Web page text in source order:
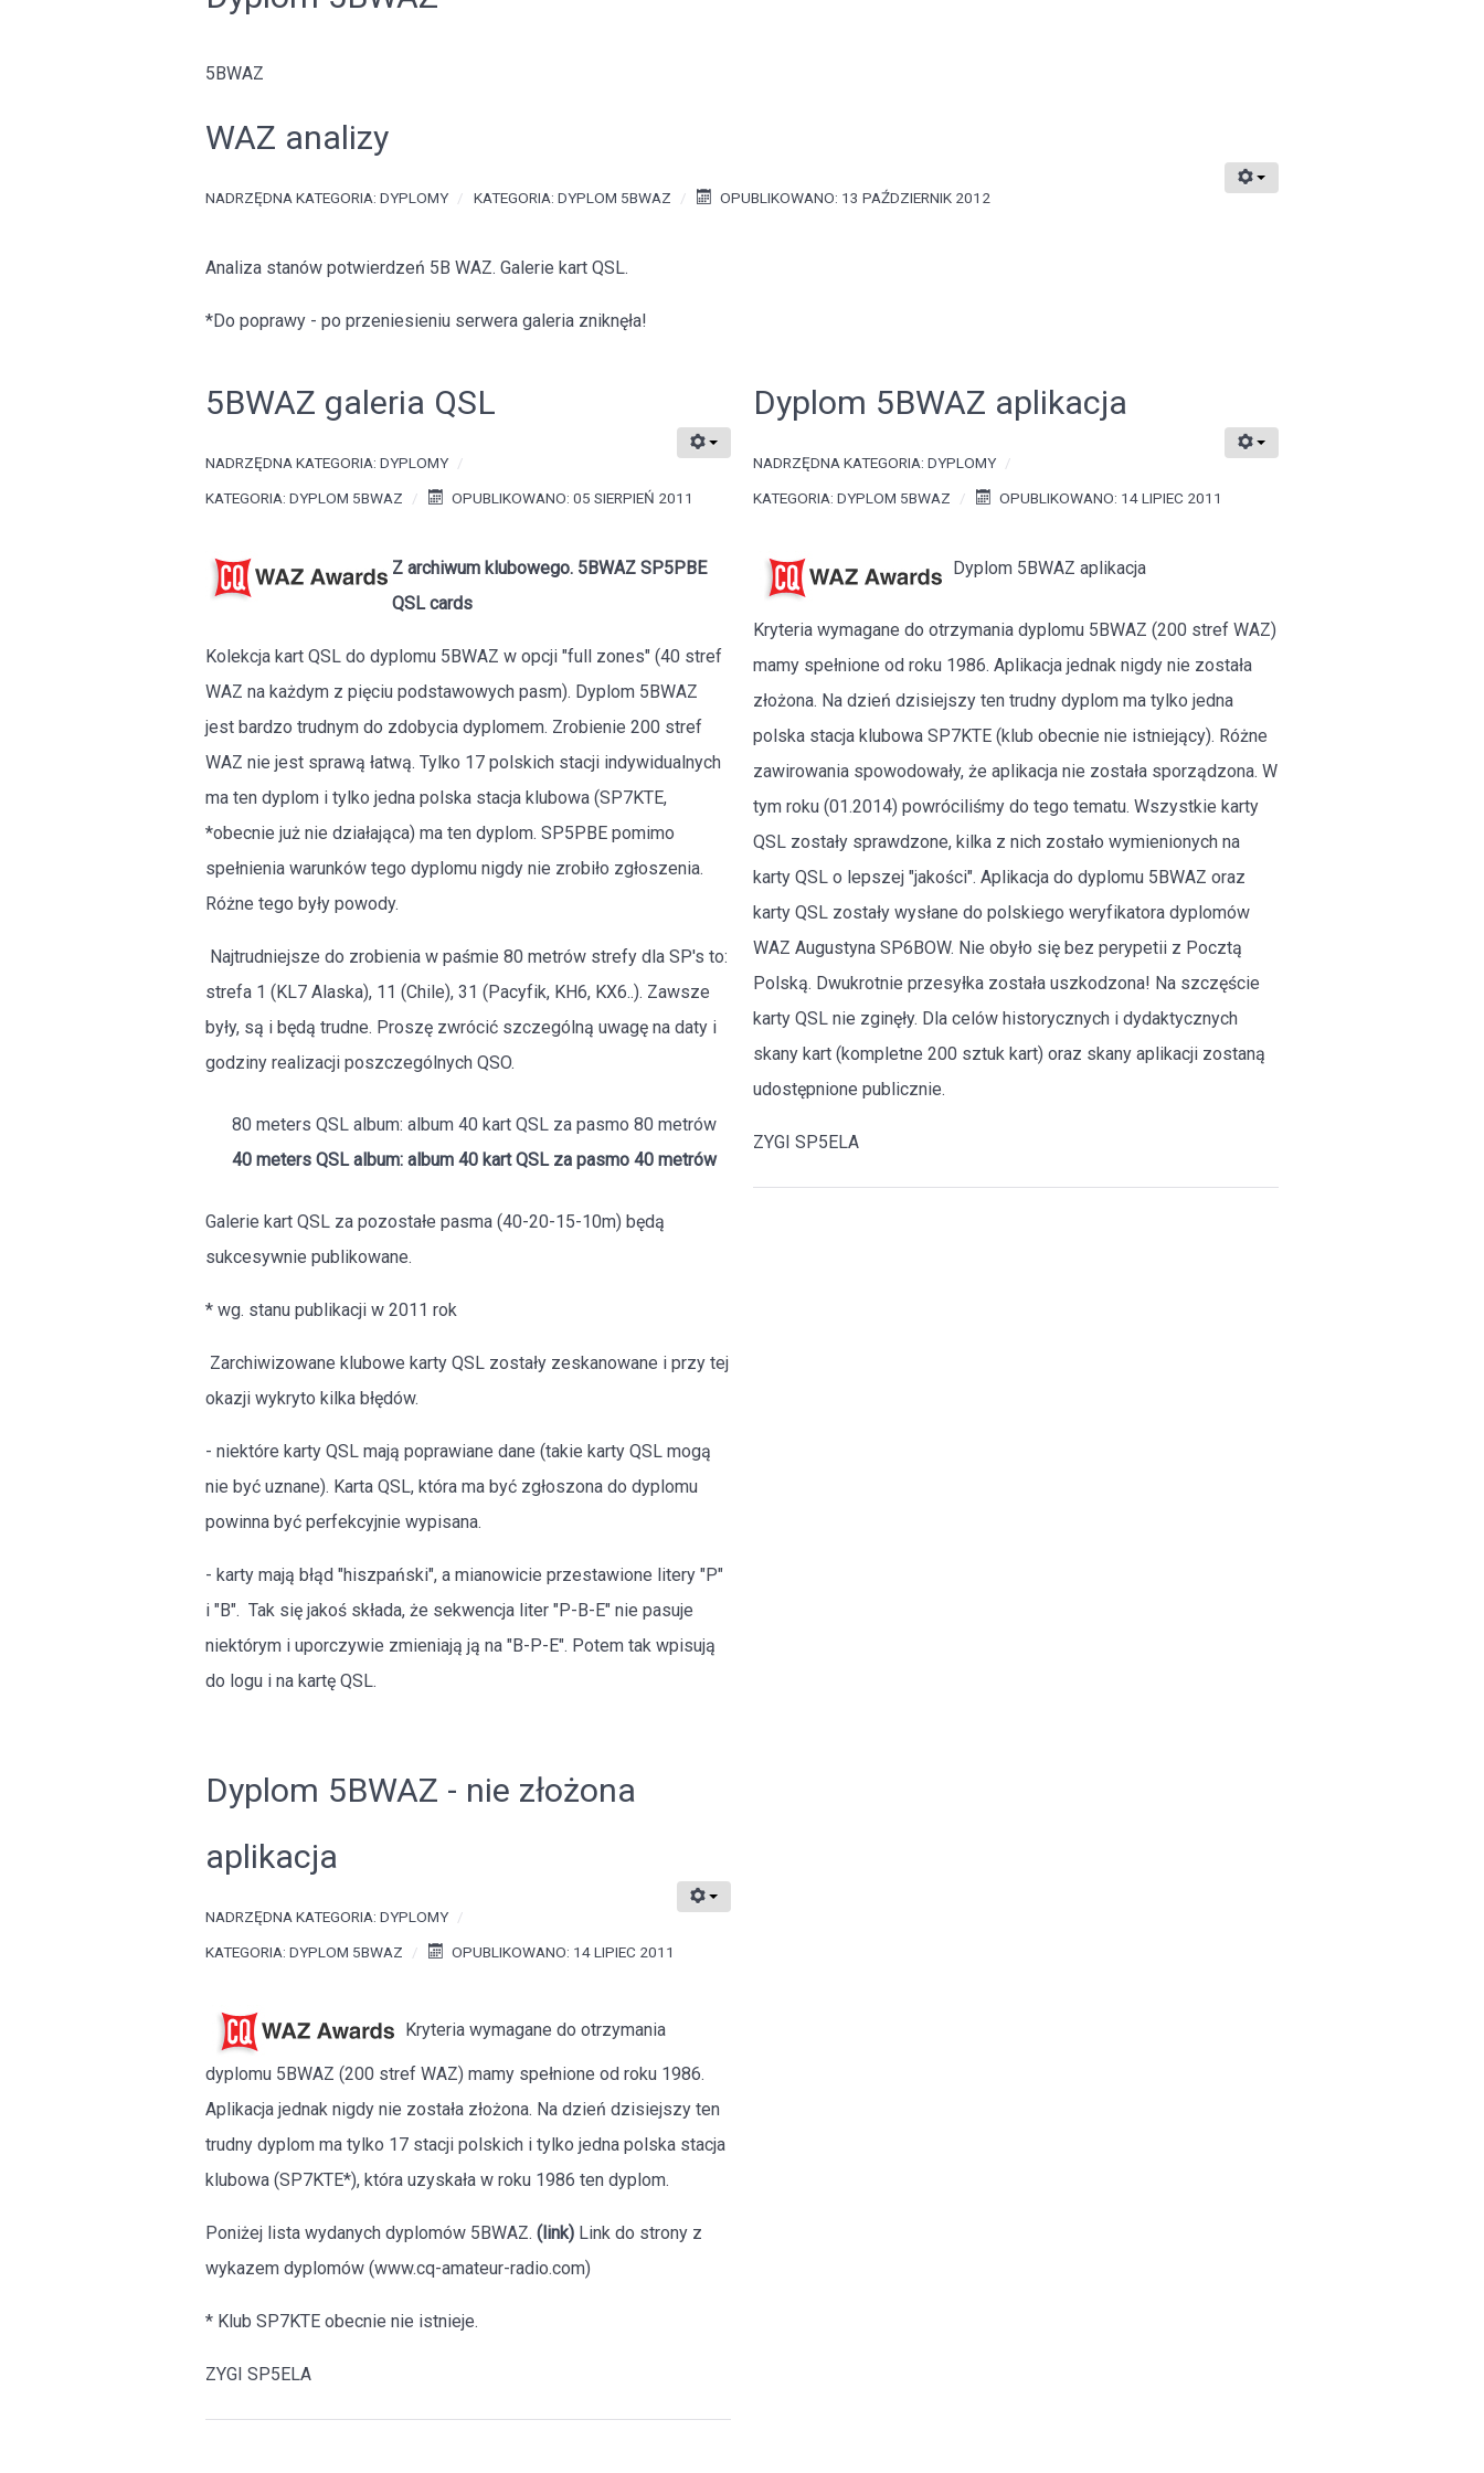
5BWAZ
WAZ analizy
NADRZĘDNA KATEGORIA:DYPLOMY KATEGORIA:DYPLOM 5BWAZ OPUBLIKOWANO: 13 PAŹDZIERNIK 2012
Analiza stanów potwierdzeń 5B WAZ. Galerie kart QSL.
*Do poprawy - po przeniesieniu serwera galeria zniknęła!
5BWAZ galeria QSL
NADRZĘDNA KATEGORIA:DYPLOMY
KATEGORIA:DYPLOM 5BWAZ OPUBLIKOWANO: 05 SIERPIEŃ 2011
Z archiwum klubowego. 5BWAZ SP5PBE
QSL cards
Kolekcja kart QSL do dyplomu 5BWAZ w opcji "full zones" (40 stref
WAZ na każdym z pięciu podstawowych pasm). Dyplom 5BWAZ
jest bardzo trudnym do zdobycia dyplomem. Zrobienie 200 stref
WAZ nie jest sprawą łatwą. Tylko 17 polskich stacji indywidualnych
ma ten dyplom i tylko jedna polska stacja klubowa (SP7KTE,
*obecnie już nie działająca) ma ten dyplom. SP5PBE pomimo
spełnienia warunków tego dyplomu nigdy nie zrobiło zgłoszenia.
Różne tego były powody.
Najtrudniejsze do zrobienia w paśmie 80 metrów strefy dla SP's to:
strefa 1 (KL7 Alaska), 11 (Chile), 31 (Pacyfik, KH6, KX6..). Zawsze
były, są i będą trudne. Proszę zwrócić szczególną uwagę na daty i
godziny realizacji poszczególnych QSO.
80 meters QSL album: album 40 kart QSL za pasmo 80 metrów
40 meters QSL album: album 40 kart QSL za pasmo 40 metrów
Galerie kart QSL za pozostałe pasma (40-20-15-10m) będą
sukcesywnie publikowane.
* wg. stanu publikacji w 2011 rok
Zarchiwizowane klubowe karty QSL zostały zeskanowane i przy tej
okazji wykryto kilka błędów.
- niektóre karty QSL mają poprawiane dane (takie karty QSL mogą
nie być uznane). Karta QSL, która ma być zgłoszona do dyplomu
powinna być perfekcyjnie wypisana.
- karty mają błąd "hiszpański", a mianowicie przestawione litery "P"
i "B". Tak się jakoś składa, że sekwencja liter "P-B-E" nie pasuje
niektórym i uporczywie zmieniają ją na "B-P-E". Potem tak wpisują
do logu i na kartę QSL.
Dyplom 5BWAZ aplikacja
NADRZĘDNA KATEGORIA:DYPLOMY
KATEGORIA:DYPLOM 5BWAZ OPUBLIKOWANO: 14 LIPIEC 2011
Dyplom 5BWAZ aplikacja
Kryteria wymagane do otrzymania dyplomu 5BWAZ (200 stref WAZ)
mamy spełnione od roku 1986. Aplikacja jednak nigdy nie została
złożona. Na dzień dzisiejszy ten trudny dyplom ma tylko jedna
polska stacja klubowa SP7KTE (klub obecnie nie istniejący). Różne
zawirowania spowodowały, że aplikacja nie została sporządzona. W
tym roku (01.2014) powróciliśmy do tego tematu. Wszystkie karty
QSL zostały sprawdzone, kilka z nich zostało wymienionych na
karty QSL o lepszej "jakości". Aplikacja do dyplomu 5BWAZ oraz
karty QSL zostały wysłane do polskiego weryfikatora dyplomów
WAZ Augustyna SP6BOW. Nie obyło się bez perypetii z Pocztą
Polską. Dwukrotnie przesyłka została uszkodzona! Na szczęście
karty QSL nie zginęły. Dla celów historycznych i dydaktycznych
skany kart (kompletne 200 sztuk kart) oraz skany aplikacji zostaną
udostępnione publicznie.
ZYGI SP5ELA
Dyplom 5BWAZ - nie złożona
aplikacja
NADRZĘDNA KATEGORIA:DYPLOMY
KATEGORIA:DYPLOM 5BWAZ OPUBLIKOWANO: 14 LIPIEC 2011
Kryteria wymagane do otrzymania
dyplomu 5BWAZ (200 stref WAZ) mamy spełnione od roku 1986.
Aplikacja jednak nigdy nie została złożona. Na dzień dzisiejszy ten
trudny dyplom ma tylko 17 stacji polskich i tylko jedna polska stacja
klubowa (SP7KTE*), która uzyskała w roku 1986 ten dyplom.
Poniżej lista wydanych dyplomów 5BWAZ.(link) Link do strony z
wykazem dyplomów (www.cq-amateur-radio.com)
* Klub SP7KTE obecnie nie istnieje.
ZYGI SP5ELA